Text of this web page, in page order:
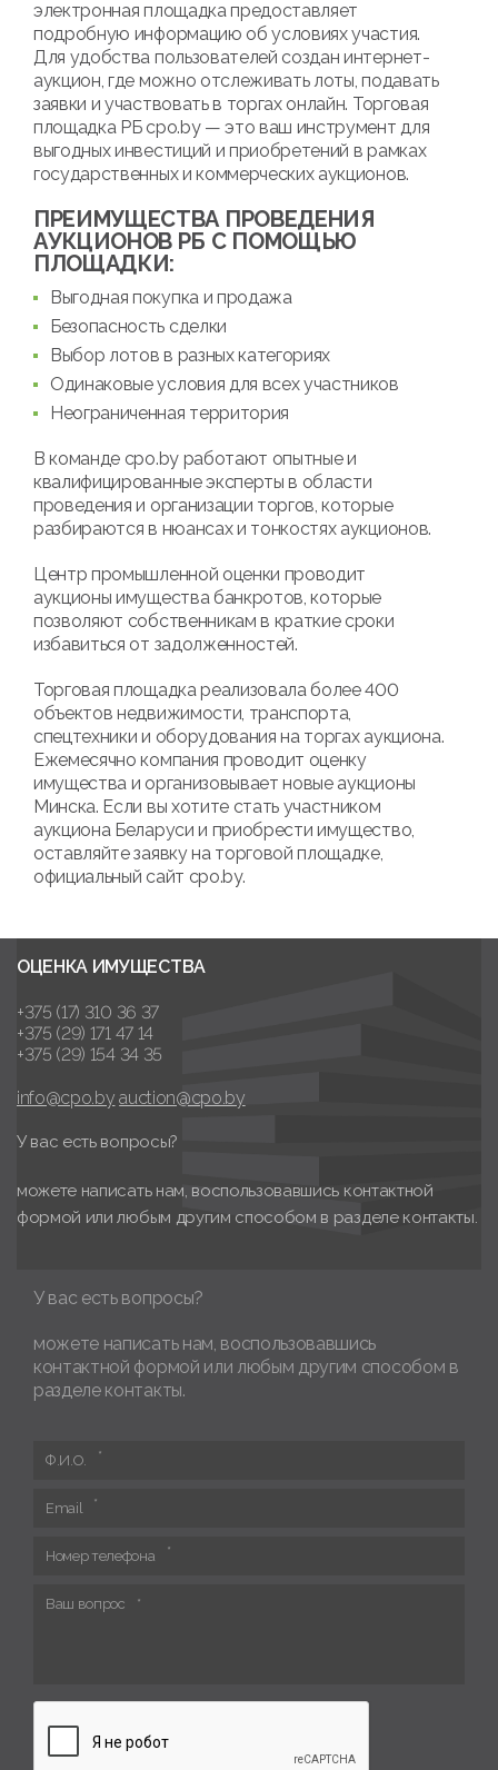
электронная площадка предоставляет
подробную информацию об условиях участия.
Для удобства пользователей создан интернет-
аукцион, где можно отслеживать лоты, подавать
заявки и участвовать в торгах онлайн. Торговая
площадка РБ cpo.by — это ваш инструмент для
выгодных инвестиций и приобретений в рамках
государственных и коммерческих аукционов.
ПРЕИМУЩЕСТВА ПРОВЕДЕНИЯ
АУКЦИОНОВ РБ С ПОМОЩЬЮ
ПЛОЩАДКИ:
Выгодная покупка и продажа
Безопасность сделки
Выбор лотов в разных категориях
Одинаковые условия для всех участников
Неограниченная территория
В команде cpo.by работают опытные и
квалифицированные эксперты в области
проведения и организации торгов, которые
разбираются в нюансах и тонкостях аукционов.
Центр промышленной оценки проводит
аукционы имущества банкротов, которые
позволяют собственникам в краткие сроки
избавиться от задолженностей.
Торговая площадка реализовала более 400
объектов недвижимости, транспорта,
спецтехники и оборудования на торгах аукциона.
Ежемесячно компания проводит оценку
имущества и организовывает новые аукционы
Минска. Если вы хотите стать участником
аукциона Беларуси и приобрести имущество,
оставляйте заявку на торговой площадке,
официальный сайт cpo.by.
ОЦЕНКА ИМУЩЕСТВА
+375 (17) 310 36 37
+375 (29) 171 47 14
+375 (29) 154 34 35
info@cpo.by auction@cpo.by
У вас есть вопросы?
можете написать нам, воспользовавшись контактной
формой или любым другим способом в разделе контакты.
У вас есть вопросы?
можете написать нам, воспользовавшись
контактной формой или любым другим способом в
разделе контакты.
Ф.И.О.
Email
Номер телефона
Ваш вопрос